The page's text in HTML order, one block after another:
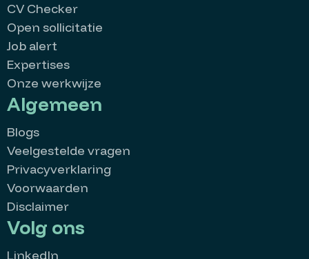
CV Checker
Open sollicitatie
Job alert
Expertises
Onze werkwijze
Algemeen
Blogs
Veelgestelde vragen
Privacyverklaring
Voorwaarden
Disclaimer
Volg ons
LinkedIn